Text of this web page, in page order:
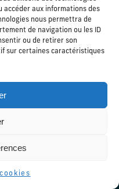
accéder aux informations des
nous permettra de
de navigation ou les ID
ou de retirer son
sur certaines caractéristiques
site